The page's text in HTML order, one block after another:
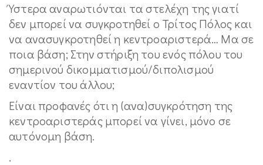
Ύστερα αναρωτιόνται τα στελέχη της γιατί
δεν μπορεί να συγκροτηθεί ο Τρίτος Πόλος και
να ανασυγκροτηθεί η κεντροαριστερά… Μα σε
ποια βάση; Στην στήριξη του ενός πόλου του
σημερινού δικομματισμού/διπολισμού
εναντίον του άλλου;
Είναι προφανές ότι η (ανα)συγκρότηση της
κεντροαριστεράς μπορεί να γίνει, μόνο σε
αυτόνομη βάση.
.